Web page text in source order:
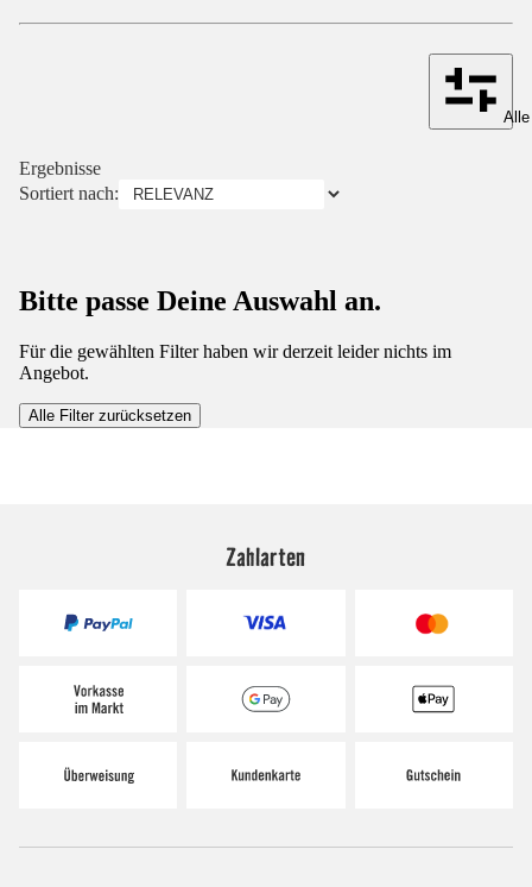
Ergebnisse
Sortiert nach:
Bitte passe Deine Auswahl an.
Für die gewählten Filter haben wir derzeit leider nichts im
Angebot.
Alle Filter zurücksetzen
Zahlarten